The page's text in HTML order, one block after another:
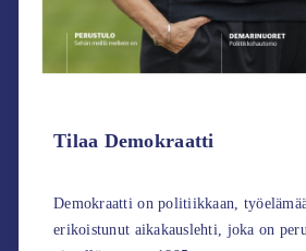
Tilaa Demokraatti
Demokraatti on politiikkaan,
erikoistunut aikakauslehti, joka on